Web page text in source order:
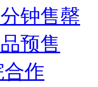
钟售罄
预售
合作